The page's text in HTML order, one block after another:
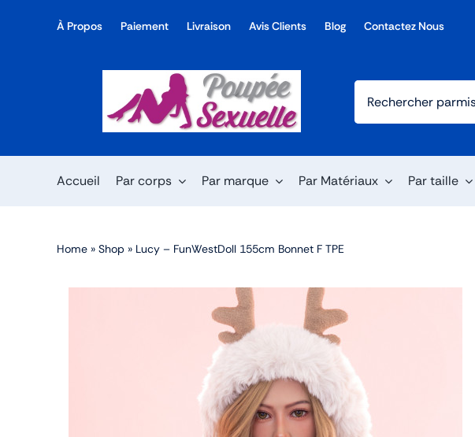
À Propos Paiement Livraison Avis Clients Blog Contactez Nous
Accueil Par corps Par marque Par Matériaux Par taille
Home » Shop » Lucy – FunWestDoll 155cm Bonnet F TPE